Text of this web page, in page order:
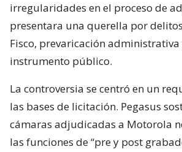
irregularidades en el proceso de
presentara una querella por
Fisco, prevaricación
instrumento público.
La controversia se centró en un
las bases de licitación. Pegasus
cámaras adjudicadas a Motorola
las funciones de “pre y post